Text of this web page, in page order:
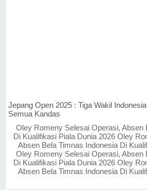
Jepang Open 2025 : Tiga Wakil
Semua Kandas
Oley Romeny Selesai Operasi, Absen
Di Kualifikasi Piala Dunia 2026 Oley
Absen Bela Timnas Indonesia Di
Oley Romeny Selesai Operasi, Absen
Di Kualifikasi Piala Dunia 2026 Oley
Absen Bela Timnas Indonesia Di